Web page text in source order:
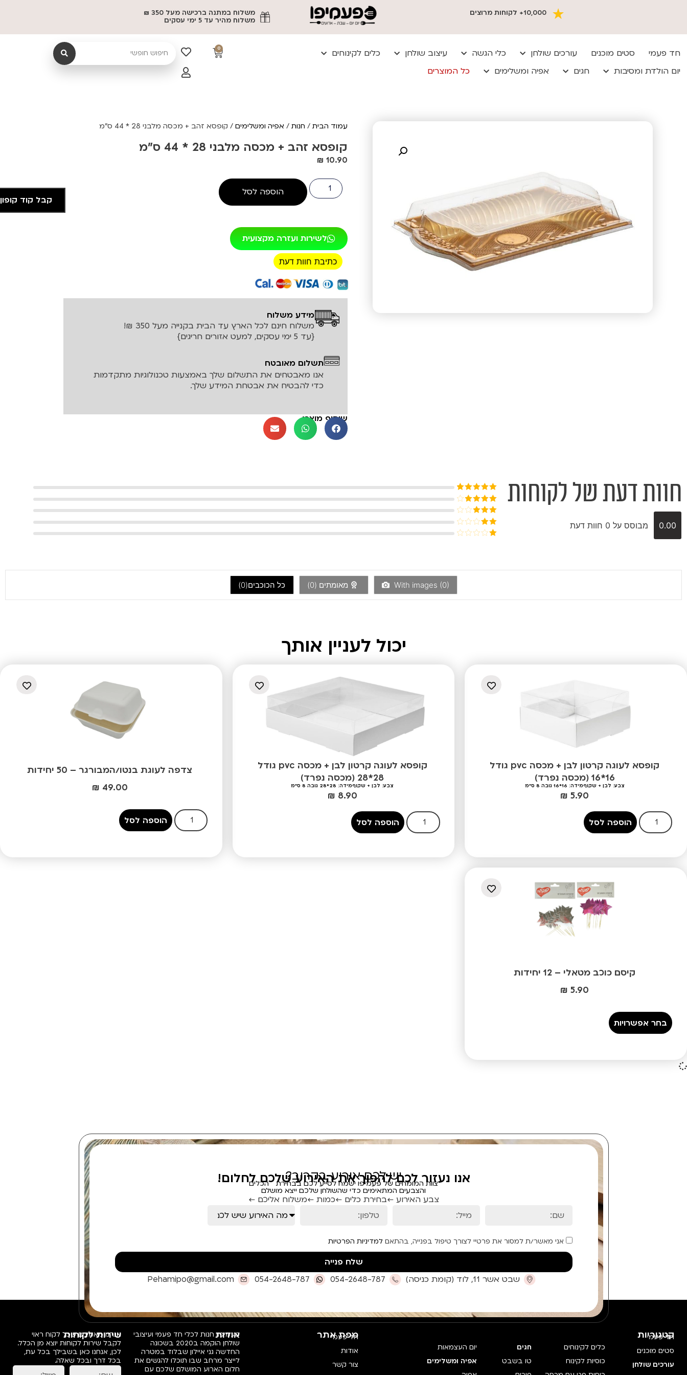
10,000+ לקוחות מרוצים
משלוח במתנה ברכישה מעל 350 ₪
משלוח מהיר עד 5 ימי עסקים
חד פעמי סטים מוכנים עורכים שולחן כלי הגשה עיצוב שולחן
כלים לקינוחים
יום הולדת ומסיבות
חגים אפיה ומשלימים כל המוצרים
0
עמוד הבית/ חנות/ אפיה ומשלימים/ קופסא זהב + מכסה מלבני 28 * 44 ס"מ
קופסא זהב + מכסה מלבני 28 * 44 ס"מ
₪ 10.90
הוספה לסל
לשירות ועזרה מקצועית
כתיבת חוות דעת
רכישה מאובטחת!
מידע משלוח
משלוח חינם לכל הארץ עד הבית בקנייה מעל 350 ₪!
{עד 5 ימי עסקים, למעט אזורים חריגים}
תשלום מאובטח
אנו מאבטחים את התשלום שלך באמצעות טכנולוגיות מתקדמות
כדי להבטיח את אבטחת המידע שלך.
שיתוף מוצר:
חוות דעת של לקוחות
0.00 מבוסס על 0 חוות דעת
דורג5מתוך
5
דורג4
מתוך 5
דורג3
מתוך 5
דורג
With images (0) מאומתים (0
) כל הכוכבים(0
)
יכול לעניין אותך
קופסא לעוגה קרטון לבן + מכסה pvc גודל
16*16 (מכסה נפרד)
צבע: לבן + שקוףמידה: 16*16 גובה 8 ס"מ
₪ 5.90
הוספה לסל
קופסא לעוגה קרטון לבן + מכסה pvc גודל
28*28 (מכסה נפרד)
צבע: לבן + שקוףמידה: 28*28 גובה 8 ס"מ
₪ 8.90
הוספה לסל
צדפה לעוגת בנטו/המבורגר – 50 יחידות
₪ 49.00
הוספה לסל
קיסם כוכב מטאלי – 12 יחידות
₪ 5.90
בחר אפשרויות
קבל קוד
יש לכם אירוע בקרוב?
אנו נעזור לכם להפוך את האירוע שלכם לחלום!
צוות המומחים של פעמיפו ישמח לסייע לכם בבחירת הכלים
והצבעים המתאימים כדי שהשולחן שלכם ייצא מושלם
צבע האירוע ←בחירת כלים ←כמות ←משלוח אליכם ←
אני מאשר/ת למסור את פרטיי לצורך טיפול בפנייה, בהתאםלמדיניות הפרטיות
שלח פנייה
שבט אשר 11, לוד (קומת כניסה)
054-2648-787
054-2648-787
Pehamipo@gmail.com
קטגוריות
חד פעמי
סטים מוכנים
עורכים שולחן
כלים לקינוחים
כוסיות לקינוח
חגים
טו בשבט
יום העצמאות
אפיה ומשלימים
מפת אתר
חד פעמי
אודות
צור קשר
אודות
פעמיפו, חנות לכלי חד פעמי ועיצובי
שולחן הוקמה ב2020 בשכונה
החדשה גני איילון שבלוד במטרה
לייצר מרחב שבו תוכלו להגשים את
חלום הארוע המושלם שלכם עם
שירות לקוחות
אנחנו מאמינים שכל לקוח ראוי
לקבל שירות לקוחות יוצא מן הכלל.
לכן, אנחנו כאן בשבילך בכל עת,
בכל דרך ובכל שאלה.